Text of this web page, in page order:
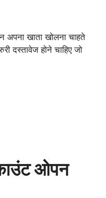
खाता खोलना चाहते
दस्तावेज होने चाहिए जो
ओपन